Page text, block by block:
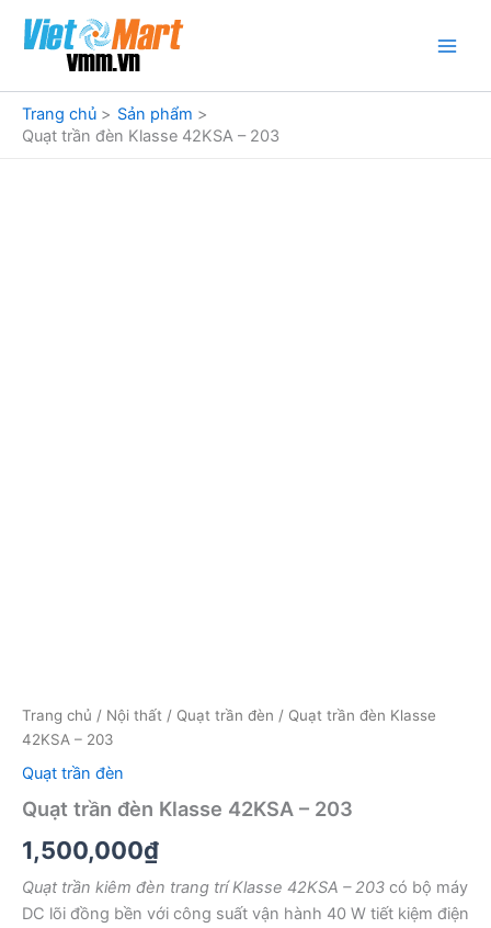
dung
Trang chủ
Sản phẩm
Quạt trần đèn Klasse 42KSA – 203
Trang chủ / Nội thất / Quạt trần đèn / Quạt trần đèn Klasse
42KSA – 203
Quạt trần đèn
Quạt trần đèn Klasse 42KSA – 203
1,500,000₫
Quạt trần kiêm đèn trang trí Klasse 42KSA – 203 có bộ máy
DC lõi đồng bền với công suất vận hành 40 W tiết kiệm điện